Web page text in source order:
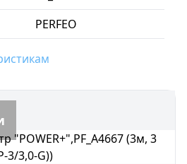
PERFEO
"POWER+",PF_A4667 (3м, 3
3/3,0-G))